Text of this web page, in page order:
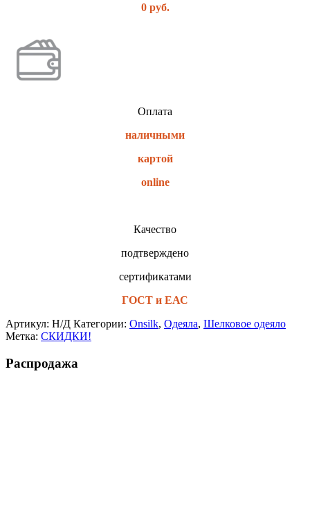
0 руб.
Оплата
наличными
картой
online
Качество
подтверждено
сертификатами
ГОСТ и ЕАС
Артикул: Н/Д Категории: Onsilk, Одеяла, Шелковое одеяло
Метка: СКИДКИ!
Распродажа